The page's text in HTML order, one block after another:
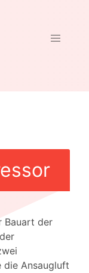
Bauart der
die Ansaugluft